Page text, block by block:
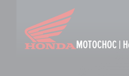
MOTOCHOC |